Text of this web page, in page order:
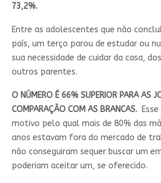
73,2%.
Entre as adolescentes que não
país, um terço parou de estudar ou
sua necessidade de cuidar da casa,
outros parentes.
O NÚMERO É 66% SUPERIOR PARA AS
COMPARAÇÃO COM AS BRANCAS.Esse
motivo pelo qual mais de 80% das
anos estavam fora do mercado de
não conseguiram sequer buscar um
poderiam aceitar um, se oferecido.